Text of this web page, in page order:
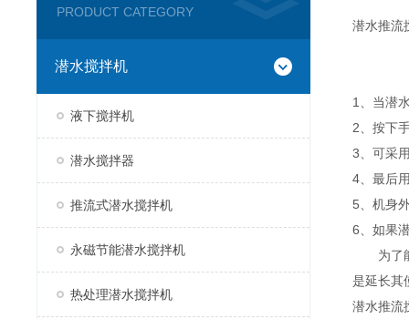
PRODUCT CATEGORY
潜水搅拌机
液下搅拌机
潜水搅拌器
推流式潜水搅拌机
永磁节能潜水搅拌机
热处理潜水搅拌机
潜水推流
1、当潜
2、按下
3、可采
4、最后
5、机身
6、如果
为了能
是延长其
潜水推流